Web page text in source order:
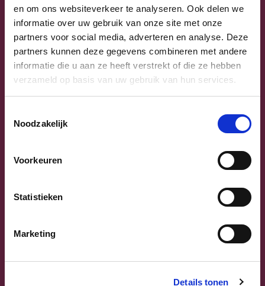
en om ons websiteverkeer te analyseren. Ook delen we
informatie over uw gebruik van onze site met onze
partners voor social media, adverteren en analyse. Deze
partners kunnen deze gegevens combineren met andere
informatie die u aan ze heeft verstrekt of die ze hebben
verzameld op basis van uw gebruik van hun services.
Noodzakelijk
Voorkeuren
Statistieken
Marketing
Details tonen
Uw lijsttrekkers
Next